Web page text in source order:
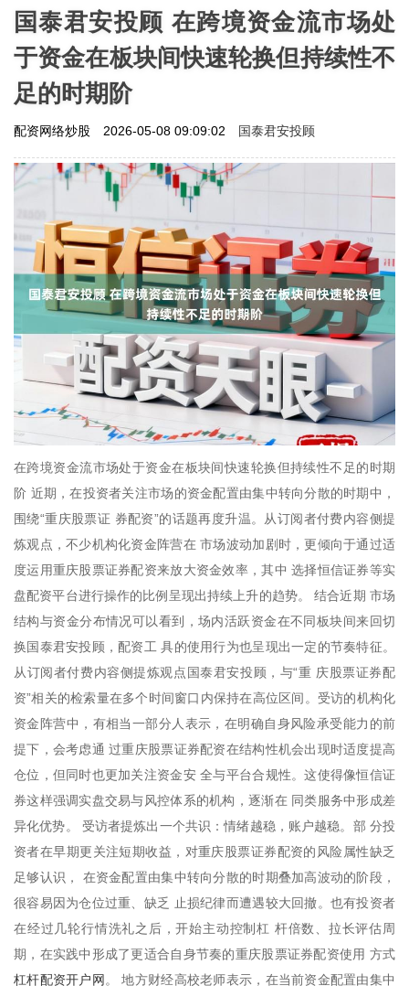
国泰君安投顾 在跨境资金流市场处
于资金在板块间快速轮换但持续性不
足的时期阶
配资网络炒股 2026-05-08 09:09:02 国泰君安投顾
在跨境资金流市场处于资金在板块间快速轮换但持续性不足的时期
阶 近期，在投资者关注市场的资金配置由集中转向分散的时期中，
围绕“重庆股票证 券配资”的话题再度升温。从订阅者付费内容侧提
炼观点，不少机构化资金阵营在 市场波动加剧时，更倾向于通过适
度运用重庆股票证券配资来放大资金效率，其中 选择恒信证券等实
盘配资平台进行操作的比例呈现出持续上升的趋势。 结合近期 市场
结构与资金分布情况可以看到，场内活跃资金在不同板块间来回切
换国泰君安投顾，配资工 具的使用行为也呈现出一定的节奏特征。
从订阅者付费内容侧提炼观点国泰君安投顾，与“重 庆股票证券配
资”相关的检索量在多个时间窗口内保持在高位区间。受访的机构化
资金阵营中，有相当一部分人表示，在明确自身风险承受能力的前
提下，会考虑通 过重庆股票证券配资在结构性机会出现时适度提高
仓位，但同时也更加关注资金安 全与平台合规性。这使得像恒信证
券这样强调实盘交易与风控体系的机构，逐渐在 同类服务中形成差
异化优势。 受访者提炼出一个共识：情绪越稳，账户越稳。部 分投
资者在早期更关注短期收益，对重庆股票证券配资的风险属性缺乏
足够认识， 在资金配置由集中转向分散的时期叠加高波动的阶段，
很容易因为仓位过重、缺乏 止损纪律而遭遇较大回撤。也有投资者
在经过几轮行情洗礼之后，开始主动控制杠 杆倍数、拉长评估周
期，在实践中形成了更适合自身节奏的重庆股票证券配资使用 方式
杠杆配资开户网。 地方财经高校老师表示，在当前资金配置由集中